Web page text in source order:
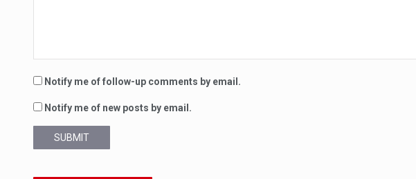
Notify me of follow-up comments by email.
Notify me of new posts by email.
SUBMIT